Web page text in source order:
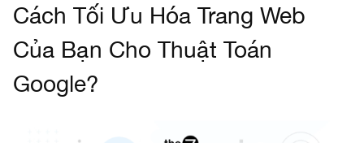
Cách Tối Ưu Hóa Trang Web
Của Bạn Cho Thuật Toán
Google?